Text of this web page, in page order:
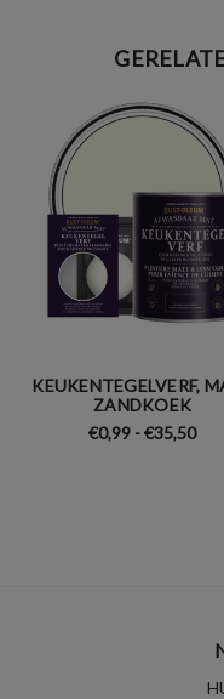
KEUKENTEGELVERF,
ZANDKOEK
€0,99 - €35,50